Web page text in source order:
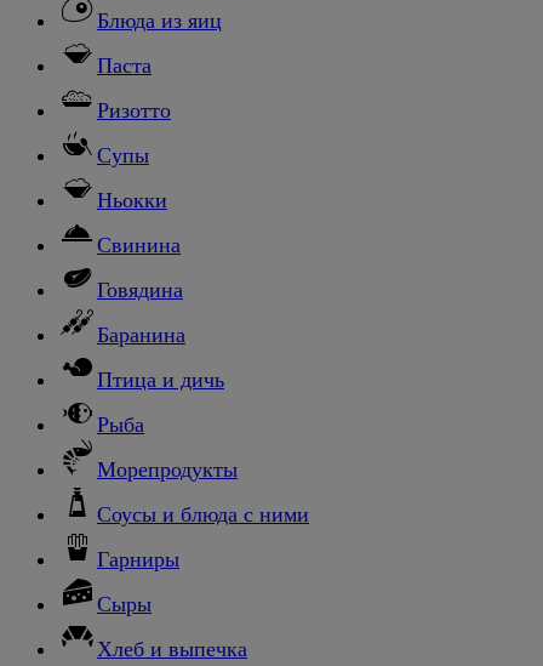
Блюда из яиц
Паста
Ризотто
Супы
Ньокки
Свинина
Говядина
Баранина
Птица и дичь
Рыба
Морепродукты
Соусы и блюда с ними
Гарниры
Сыры
Хлеб и выпечка